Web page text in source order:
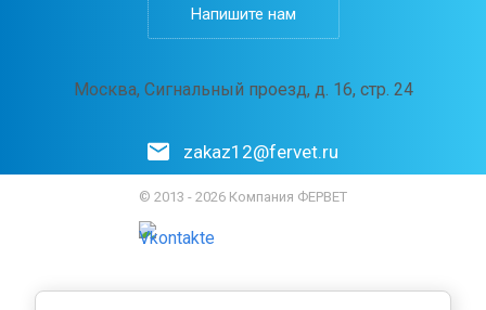
Напишите нам
Москва, Сигнальный проезд, д. 16, стр. 24
zakaz12@fervet.ru
© 2013 - 2026 Компания ФЕРВЕТ